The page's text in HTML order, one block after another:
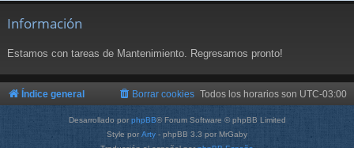
Información
Estamos con tareas de Mantenimiento. Regresamos pronto!
Índice general Todos los horarios son UTC-03:00
Borrar cookies
Desarrollado por phpBB® Forum Software © phpBB Limited
Style por Arty - phpBB 3.3 por MrGaby